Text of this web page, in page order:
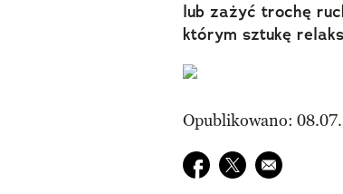
lub zażyć trochę
którym sztukę
Opublikowano:
Udostępnij na facebook
Udostępnij na
E-mail do